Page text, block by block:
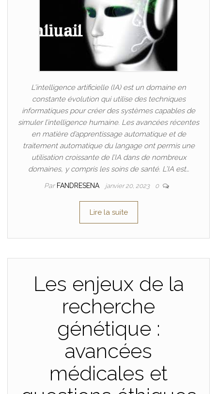
L’intelligence artificielle (IA) est un domaine en
constante évolution qui utilise des techniques
informatiques pour créer des systèmes capables de
simuler l’intelligence humaine. Les avancées récentes
en matière d’apprentissage automatique et de
traitement automatique du langage ont permis une
utilisation croissante de l’IA dans de nombreux
domaines, y compris les soins de santé. L’IA est…
Par FANDRESENA janvier 20, 2023 0
Lire la suite
Les enjeux de la
recherche
génétique :
avancées
médicales et